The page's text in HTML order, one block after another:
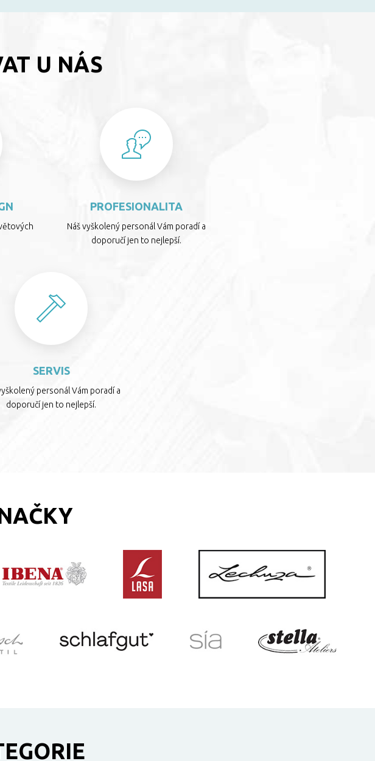
U NÁS
PROFESIONALITA
Náš vyškolený personál Vám poradí a
doporučí jen to nejlepší.
SERVIS
personál Vám poradí a
doporučí jen to nejlepší.